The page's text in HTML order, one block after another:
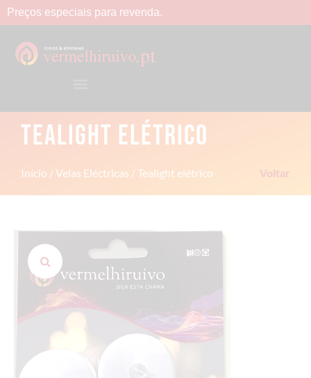
Preços especiais para revenda.
TEALIGHT ELÉTRICO
Início /Velas Eléctricas / Tealight elétrico Voltar